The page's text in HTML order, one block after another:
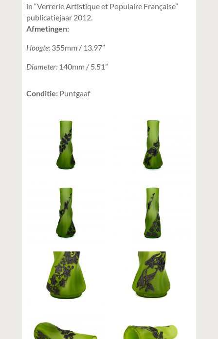
in “Verrerie Artistique et Populaire Française”
publicatiejaar 2012.
Afmetingen:
Hoogte: 355mm / 13.97”
Diameter:140mm / 5.51”
Conditie:Puntgaaf